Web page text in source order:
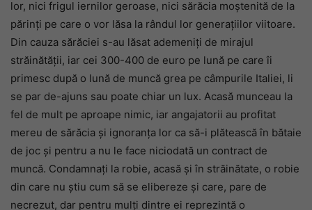
lor, nici frigul iernilor geroase, nici sărăcia moștenită de la
părinți pe care o vor lăsa la rândul lor generațiilor viitoare.
Din cauza sărăciei s-au lăsat ademeniți de mirajul
străinătății, iar cei 300-400 de euro pe lună pe care îi
primesc după o lună de muncă grea pe câmpurile Italiei, li
se par de-ajuns sau poate chiar un lux. Acasă munceau la
fel de mult pe aproape nimic, iar angajatorii au profitat
mereu de sărăcia și ignoranța lor ca să-i plătească în bătaie
de joc și pentru a nu le face niciodată un contract de
muncă. Condamnați la robie, acasă și în străinătate, o robie
din care nu știu cum să se elibereze și care, pare de
necrezut, dar pentru mulți dintre ei reprezintă o